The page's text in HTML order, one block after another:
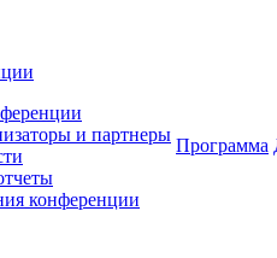
и партнеры
конференции
Программа